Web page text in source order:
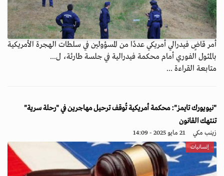
أمر قاضٍ فيدرالي أمريكي عددًا من المسؤولين في سلطات الهجرة الأمريكية
بالمثول الفوري أمام محكمة فيدرالية في جلسة طارئة، ل...
متابعة القراءة ...
"نيويورك تايمز": محكمة أمريكية تُوقف ترحيل مهاجرين في "رحلة سرية"
تنتهك القانون
زينب مكي 21 مايو 2025 - 14:09
إنسانيات